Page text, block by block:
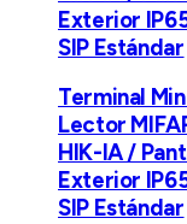
Exterior
SIP Estándar
Terminal
Lector
HIK-IA /
Exterior
SIP Estándar